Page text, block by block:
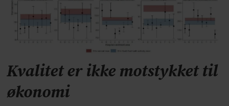
Kvalitet er ikke motstykket til
økonomi